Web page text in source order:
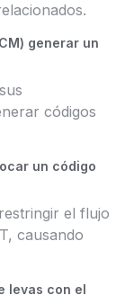
generar un
códigos
un código
el flujo
causando
levas con el